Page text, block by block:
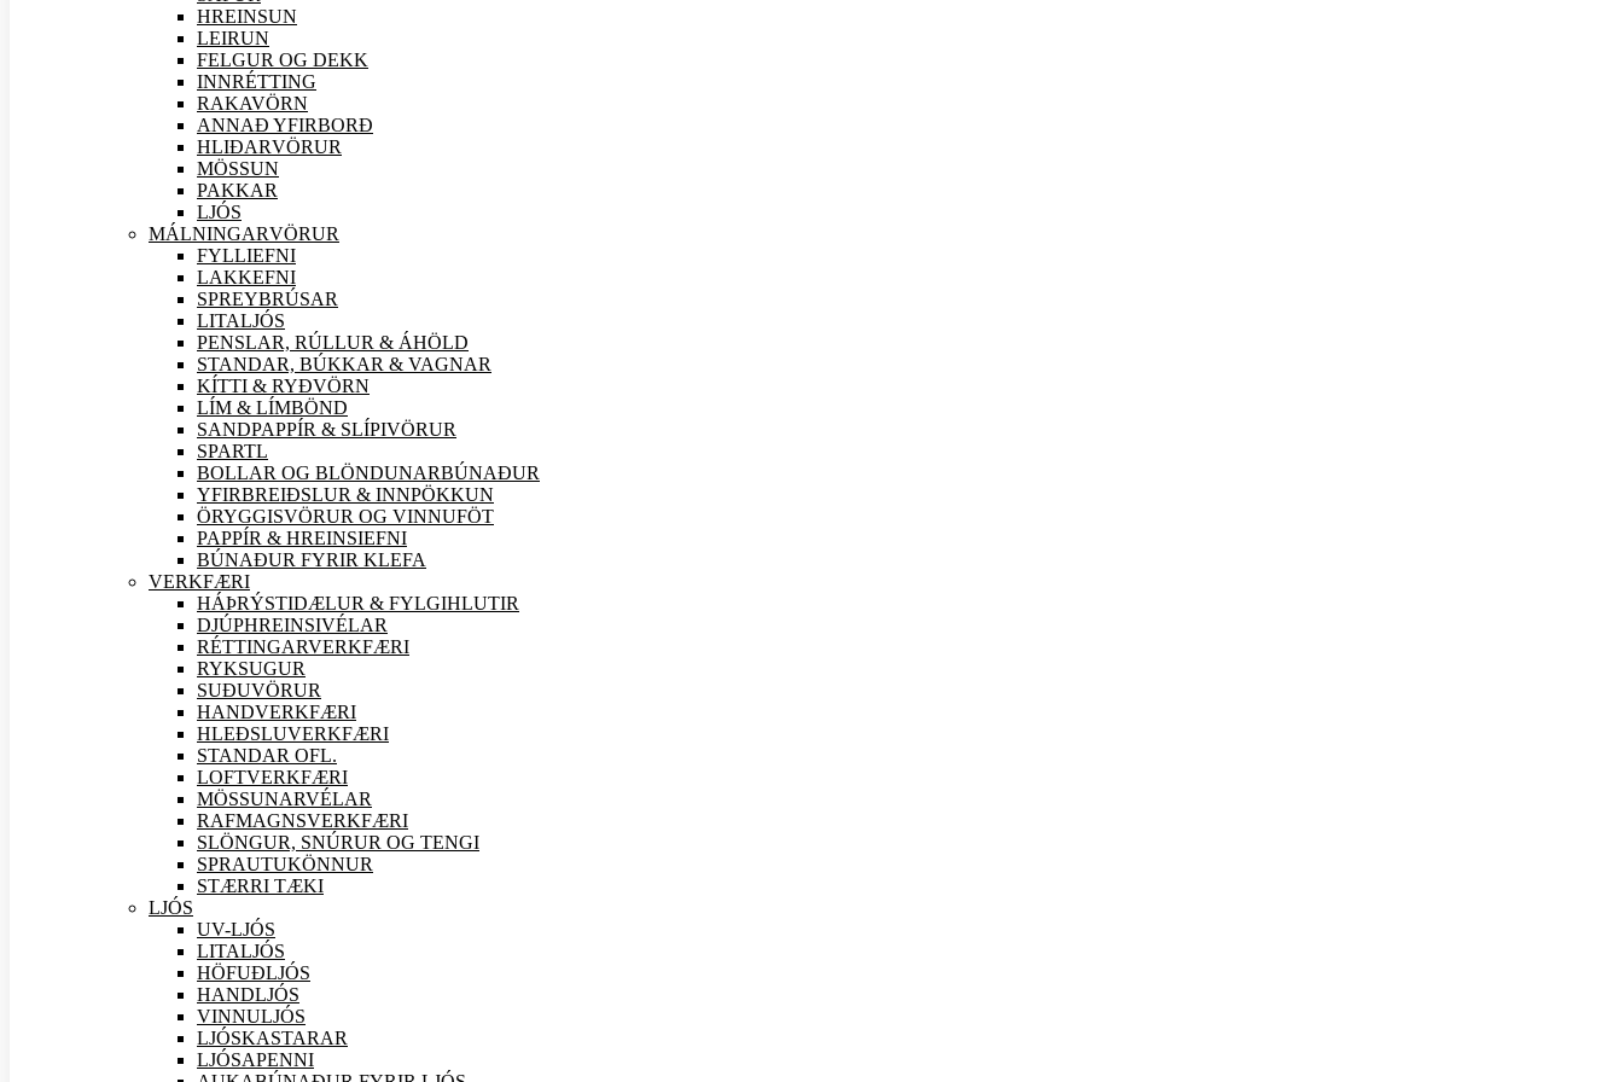
HREINSUN
LEIRUN
FELGUR OG DEKK
INNRÉTTING
RAKAVÖRN
ANNAÐ YFIRBORÐ
HLIÐARVÖRUR
MÖSSUN
PAKKAR
LJÓS
MÁLNINGARVÖRUR
FYLLIEFNI
LAKKEFNI
SPREYBRÚSAR
LITALJÓS
PENSLAR, RÚLLUR & ÁHÖLD
STANDAR, BÚKKAR & VAGNAR
KÍTTI & RYÐVÖRN
LÍM & LÍMBÖND
SANDPAPPÍR & SLÍPIVÖRUR
SPARTL
BOLLAR OG BLÖNDUNARBÚNAÐUR
YFIRBREIÐSLUR & INNPÖKKUN
ÖRYGGISVÖRUR OG VINNUFÖT
PAPPÍR & HREINSIEFNI
BÚNAÐUR FYRIR KLEFA
VERKFÆRI
HÁÞRÝSTIDÆLUR & FYLGIHLUTIR
DJÚPHREINSIVÉLAR
RÉTTINGARVERKFÆRI
RYKSUGUR
SUÐUVÖRUR
HANDVERKFÆRI
HLEÐSLUVERKFÆRI
STANDAR OFL.
LOFTVERKFÆRI
MÖSSUNARVÉLAR
RAFMAGNSVERKFÆRI
SLÖNGUR, SNÚRUR OG TENGI
SPRAUTUKÖNNUR
STÆRRI TÆKI
LJÓS
UV-LJÓS
LITALJÓS
HÖFUÐLJÓS
HANDLJÓS
VINNULJÓS
LJÓSKASTARAR
LJÓSAPENNI